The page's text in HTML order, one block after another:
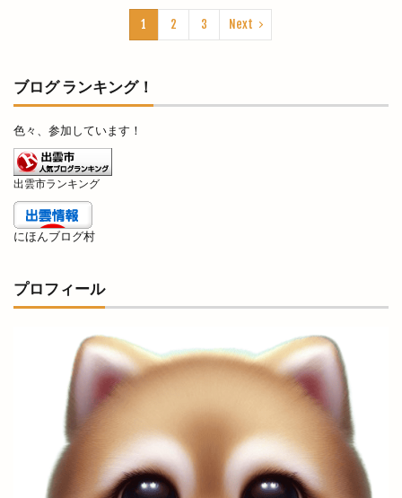
フィンランドサウナ
フィンランドサウナフェス
フェス
フェスタ・ルーチェ
フライングキッズ
フリースクール
フリーマケット
フルーツサンドショップ
フレンチレストラン
フーズマーケットホック
フードコート
ブルワリー
ブルーカカオ
ブーランジェリーミケ
プチカラチャム
プラタナスホール
プラチナメダカ
プラネタリウム
プラント
プラント出雲店
プレギエーラジェラート
プレミアムチケット
1 2 3 Next
ブログ ランキング！
色々、参加しています！
出雲市ランキング
にほんブログ村
プロフィール